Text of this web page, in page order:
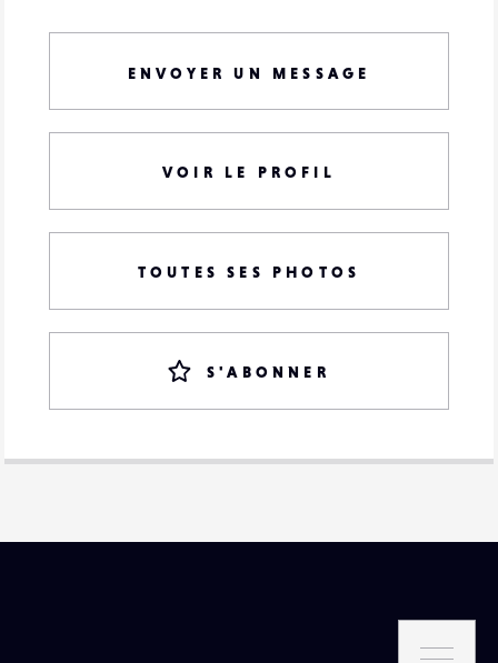
ENVOYER UN MESSAGE
VOIR LE PROFIL
TOUTES SES PHOTOS
S'ABONNER